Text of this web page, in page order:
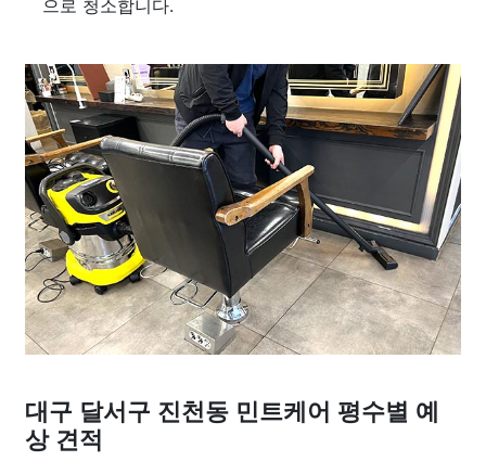
으로 청소합니다.
대구 달서구 진천동 민트케어 평수별 예
상 견적